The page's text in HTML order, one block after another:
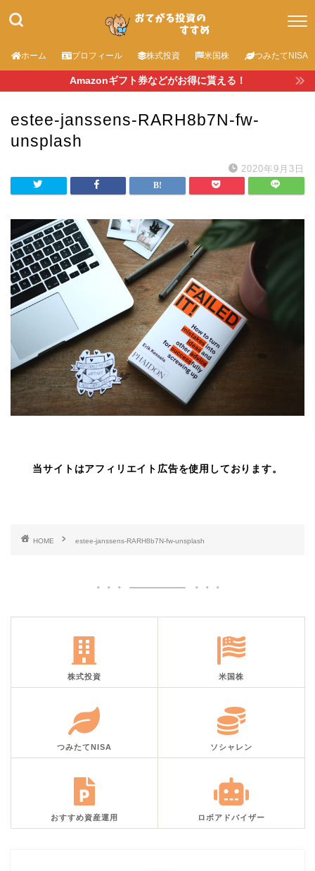
ホーム プロフィール 株式投資 米国株 つみたてNISA
Amazonギフト券などがお得に貰える！
estee-janssens-RARH8b7N-fw-
unsplash
2020年9月3日
当サイトはアフィリエイト広告を使用しております。
HOME estee-janssens-RARH8b7N-fw-unsplash
株式投資 米国株
つみたてNISA ソシャレン
おすすめ資産運用 ロボアドバイザー